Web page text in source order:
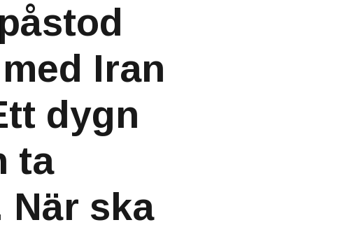
Iran
dygn
ta
ska